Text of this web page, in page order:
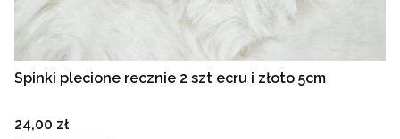
Spinki plecione recznie 2 szt ecru i złoto 5cm
Cena
24,00 zł